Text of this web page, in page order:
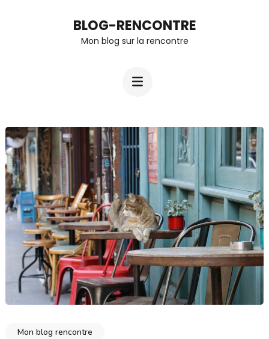
BLOG-RENCONTRE
Mon blog sur la rencontre
Mon blog rencontre